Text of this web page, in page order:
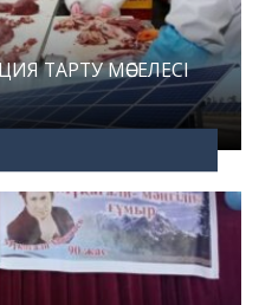
ТАРТУ МӘСЕЛЕСІ